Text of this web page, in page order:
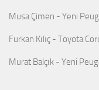
Musa Çimen - Yeni
Furkan Kılıç - Toyota
Murat Balçık - Yeni